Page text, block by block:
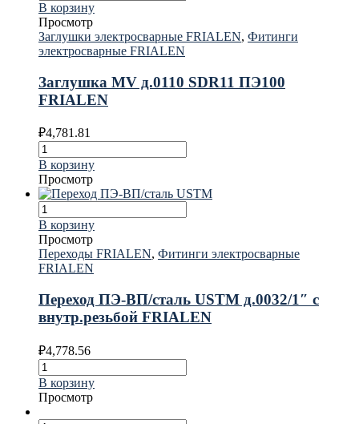
В корзину
Просмотр
Заглушки электросварные FRIALEN, Фитинги
электросварные FRIALEN
Заглушка MV д.0110 SDR11 ПЭ100
FRIALEN
₽4,781.81
В корзину
Просмотр
В корзину
Просмотр
Переходы FRIALEN, Фитинги электросварные
FRIALEN
Переход ПЭ-ВП/сталь USTM д.0032/1″ с
внутр.резьбой FRIALEN
₽4,778.56
В корзину
Просмотр